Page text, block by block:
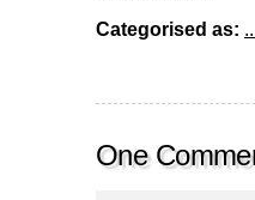
Categorised as:
One